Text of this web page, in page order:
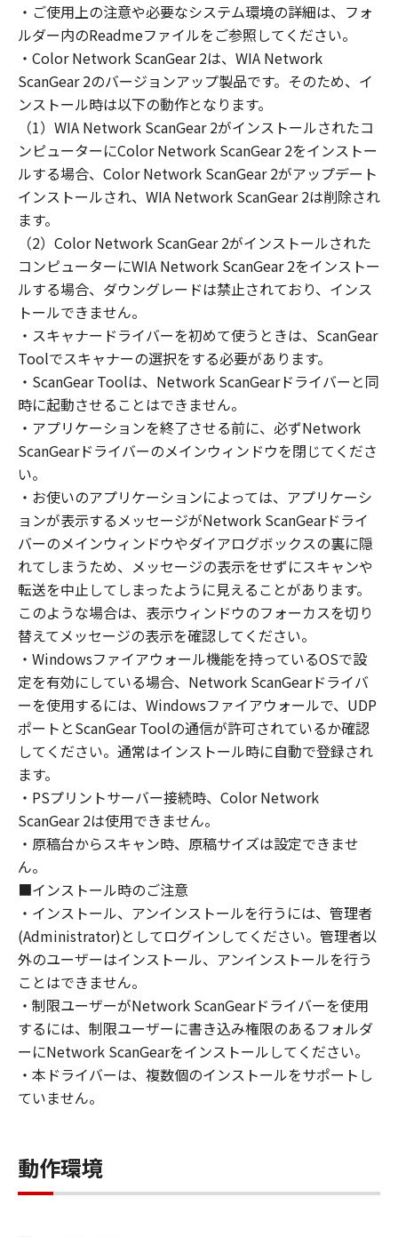
お客様は、また「指定機器」にネットワークを
通じて接続されたコンピューター上で、かかる
コンピューターの使用者に対して「本ソフトウ
ェア」を使用させることができますが、かかる
コンピューターの使用者に本契約書上の義務お
よび条件を遵守させるとともに、その履行に関
し全責任を負うことを条件とします。
(2) お客様は、上記(1)に基づいて「本ソフトウ
ェア」を使用するためのバックアップとして、
「本ソフトウェア」を１部、複製することがで
きます。
(3) 上記(1)および(2)に定める場合を除き、キヤ
ノンまたはキヤノンのライセンサーのいかなる
知的財産権も、明示たると黙示たるとを問わ
ず、本契約書によってお客様に譲渡あるいは許
諾されるものではありません。
２．制限
(1) お客様は、再使用許諾、譲渡、販売、頒
布、リースもしくは貸与その他の方法により、
第三者に「本ソフトウェア」を使用させること
はできません。
は一部を修正、改変、逆コンパイル、逆アセン
ブル、その他リバースエンジニアリング等する
ことはできません。また第三者にこのような行
為をさせてはなりません。
３．著作権表示
お客様は、「本ソフトウェア」に含まれるキヤ
ノンまたはキヤノンのライセンサーの著作権表
示を変更し、除去しもしくは削除してはなりま
せん。
４．所有権
「本ソフトウェア」に係る権原および所有権
は、その内容によりキヤノンまたはキヤノンの
ライセンサーに帰属します。
５．輸出
より必要な許可等を得ることなしに、「本ソフ
トウェア」の全部または一部を、直接または間
接に輸出してはなりません。
６．サポートおよびアップデート
キヤノン、キヤノンの子会社、関係会社、それ
らの販売代理店および販売店、並びにキヤノン
のライセンサーは、お客様による「本ソフトウ
ェア」の使用を支援すること、および「本ソフ
トウェア」に対してアップデート、バグの修正
あるいはサポートを行うことについて、いかな
７．保証の否認・免責
(1) 「本ソフトウェア」は、『現状のまま』の
・ご使用上の注意や必要なシステム環境の詳細は、フォ
ルダー内のReadmeファイルをご参照してください。
・Color Network ScanGear 2は、WIA Network
ScanGear 2のバージョンアップ製品です。そのため、イ
ンストール時は以下の動作となります。
（1）WIA Network ScanGear 2がインストールされたコ
ンピューターにColor Network ScanGear 2をインストー
ルする場合、Color Network ScanGear 2がアップデート
インストールされ、WIA Network ScanGear 2は削除され
ます。
（2）Color Network ScanGear 2がインストールされた
コンピューターにWIA Network ScanGear 2をインストー
ルする場合、ダウングレードは禁止されており、インス
トールできません。
・スキャナードライバーを初めて使うときは、ScanGear
Toolでスキャナーの選択をする必要があります。
・ScanGear Toolは、Network ScanGearドライバーと同
時に起動させることはできません。
・アプリケーションを終了させる前に、必ずNetwork
ScanGearドライバーのメインウィンドウを閉じてくださ
い。
・お使いのアプリケーションによっては、アプリケーシ
ョンが表示するメッセージがNetwork ScanGearドライ
バーのメインウィンドウやダイアログボックスの裏に隠
れてしまうため、メッセージの表示をせずにスキャンや
転送を中止してしまったように見えることがあります。
このような場合は、表示ウィンドウのフォーカスを切り
替えてメッセージの表示を確認してください。
・Windowsファイアウォール機能を持っているOSで設
定を有効にしている場合、Network ScanGearドライバ
ーを使用するには、Windowsファイアウォールで、UDP
ポートとScanGear Toolの通信が許可されているか確認
してください。通常はインストール時に自動で登録され
ます。
・PSプリントサーバー接続時、Color Network
ScanGear 2は使用できません。
・原稿台からスキャン時、原稿サイズは設定できませ
ん。
■インストール時のご注意
・インストール、アンインストールを行うには、管理者
(Administrator)としてログインしてください。管理者以
外のユーザーはインストール、アンインストールを行う
ことはできません。
・制限ユーザーがNetwork ScanGearドライバーを使用
するには、制限ユーザーに書き込み権限のあるフォルダ
ーにNetwork ScanGearをインストールしてください。
・本ドライバーは、複数個のインストールをサポートし
ていません。
動作環境